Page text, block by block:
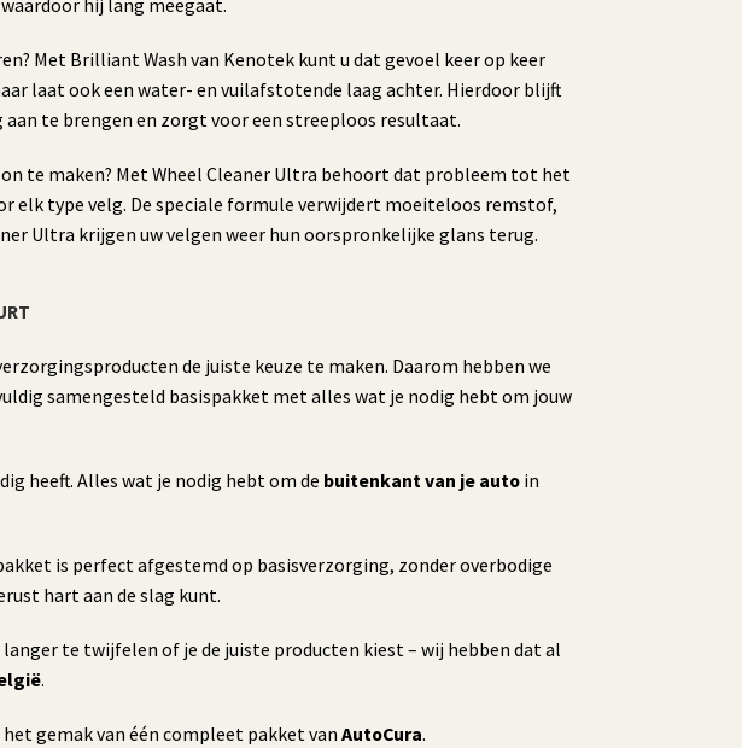
hij lang meegaat.
Met Brilliant Wash van Kenotek kunt u dat gevoel keer op keer
laat ook een water- en vuilafstotende laag achter. Hierdoor blijft
te brengen en zorgt voor een streeploos resultaat.
te maken? Met Wheel Cleaner Ultra behoort dat probleem tot het
elk type velg. De speciale formule verwijdert moeiteloos remstof,
Ultra krijgen uw velgen weer hun oorspronkelijke glans terug.
de juiste keuze te maken. Daarom hebben we
samengesteld basispakket met alles wat je nodig hebt om jouw
heeft. Alles wat je nodig hebt om de buitenkant van je auto in
is perfect afgestemd op basisverzorging, zonder overbodige
hart aan de slag kunt.
te twijfelen of je de juiste producten kiest – wij hebben dat al
.
gemak van één compleet pakket vanAutoCura.